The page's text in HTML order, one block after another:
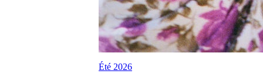
Été 2026